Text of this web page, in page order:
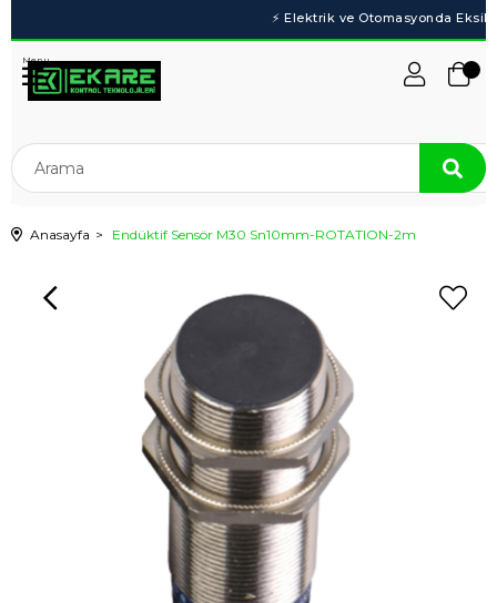
Menu
Anasayfa Endüktif Sensör M30 Sn10mm-ROTATION-2m